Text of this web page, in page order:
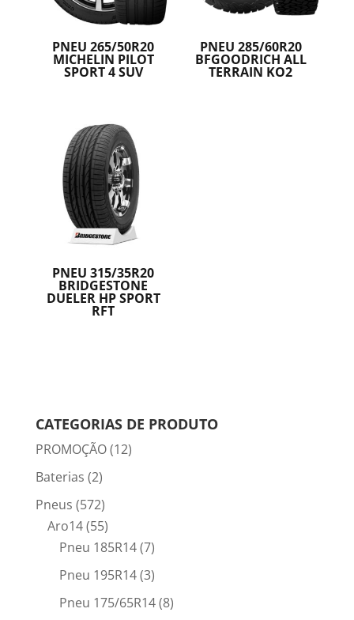
PNEU 265/50R20
MICHELIN PILOT
SPORT 4 SUV
PNEU 285/60R20
BFGOODRICH ALL
TERRAIN KO2
PNEU 315/35R20
BRIDGESTONE
DUELER HP SPORT
RFT
CATEGORIAS DE PRODUTO
PROMOÇÃO(12)
Baterias (2)
Pneus (572)
Aro14(55)
Pneu 185R14(7)
Pneu 195R14(3)
Pneu 175/65R14(8)